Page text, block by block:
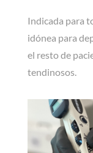
Indicada para
idónea para
el resto de
tendinosos.